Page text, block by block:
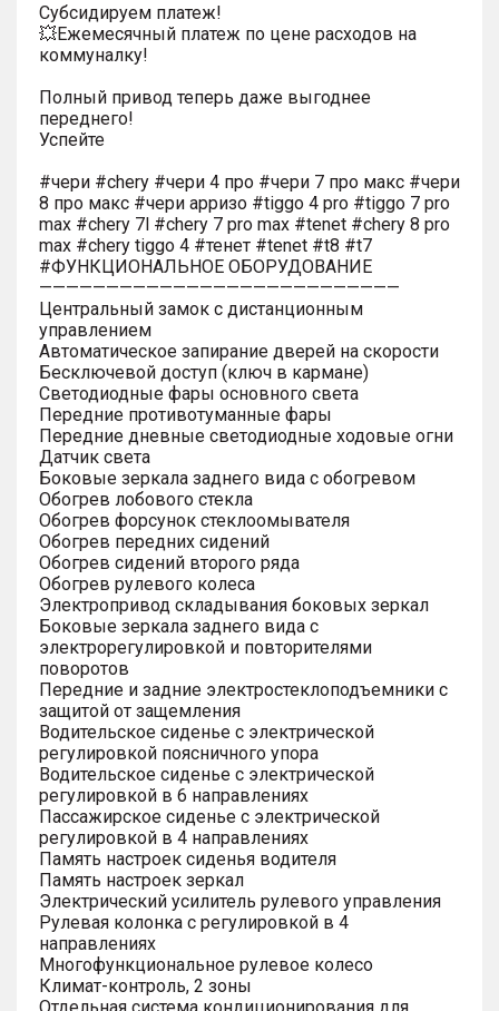
Субсидируем платеж!
💥Ежемесячный платеж по цене расходов на
коммуналку!
Полный привод теперь даже выгоднее
переднего!
Успейте
#чери #chery #чери 4 про #чери 7 про макс #чери
8 про макс #чери арризо #tiggo 4 pro #tiggo 7 pro
max #chery 7l #chery 7 pro max #tenet #chery 8 pro
max #chery tiggo 4 #тенет #tenet #t8 #t7
#ФУНКЦИОНАЛЬНОЕ ОБОРУДОВАНИЕ
———————————————————————————
Центральный замок с дистанционным
управлением
Автоматическое запирание дверей на скорости
Бесключевой доступ (ключ в кармане)
Светодиодные фары основного света
Передние противотуманные фары
Передние дневные светодиодные ходовые огни
Датчик света
Боковые зеркала заднего вида с обогревом
Обогрев лобового стекла
Обогрев форсунок стеклоомывателя
Обогрев передних сидений
Обогрев сидений второго ряда
Обогрев рулевого колеса
Электропривод складывания боковых зеркал
Боковые зеркала заднего вида с
электрорегулировкой и повторителями
поворотов
Передние и задние электростеклоподъемники с
защитой от защемления
Водительское сиденье с электрической
регулировкой поясничного упора
Водительское сиденье с электрической
регулировкой в 6 направлениях
Пассажирское сиденье с электрической
регулировкой в 4 направлениях
Память настроек сиденья водителя
Память настроек зеркал
Электрический усилитель рулевого управления
Рулевая колонка с регулировкой в 4
направлениях
Многофункциональное рулевое колесо
Климат-контроль, 2 зоны
Отдельная система кондиционирования для